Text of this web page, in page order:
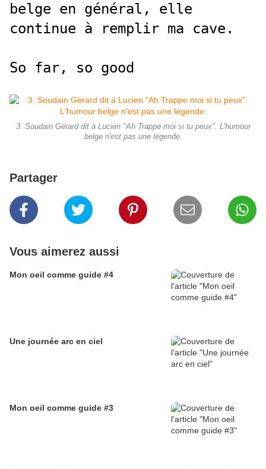
belge en général, elle
continue à remplir ma cave.
So far, so good
3. Soudain Gérard dit à Lucien "Ah Trappe moi si tu peux". L'humour
belge n'est pas une légende.
Partager
Vous aimerez aussi
Mon oeil comme guide #4
Une journée arc en ciel
Mon oeil comme guide #3